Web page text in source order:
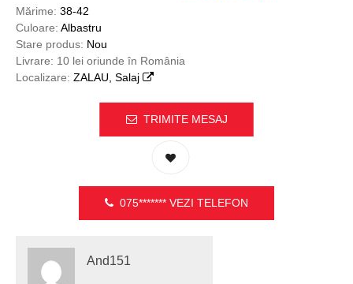
Mărime: 38-42
Culoare: Albastru
Stare produs: Nou
Livrare: 10 lei oriunde în România
Localizare: ZALAU, Salaj
TRIMITE MESAJ
075******* VEZI TELEFON
And151